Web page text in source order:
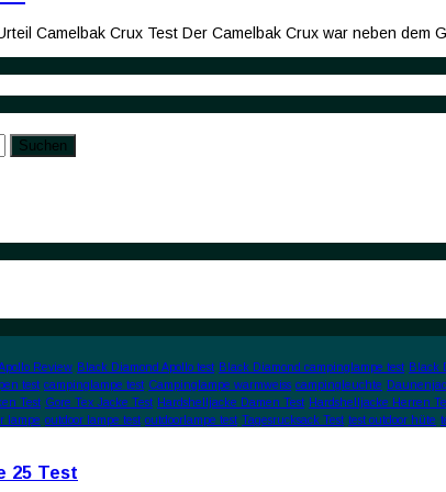
Camelbak Crux Test Der Camelbak Crux war neben
Review Black Diamond Apollo test Black Diamond campinglampe test Black
test campinglampe test Campinglampe warmweiss campingleuchte
Test Gore Tex Jacke Test Hardshelljacke Damen Test Hardshelljacke Herren
lampe outdoor lampe test outdoorlampe test Tagesrucksack Test test outdoor hüte
25 Test